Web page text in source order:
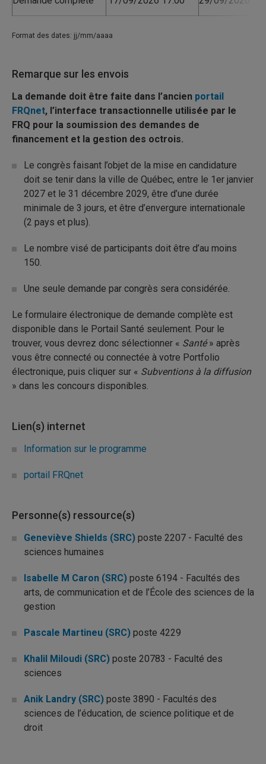
Format des dates: jj/mm/aaaa
Remarque sur les envois
La demande doit être faite dans l’ancien portail
FRQnet, l’interface transactionnelle utilisée par le
FRQ pour la soumission des demandes de
financement et la gestion des octrois.
Le congrès faisant l’objet de la mise en candidature
doit se tenir dans la ville de Québec, entre le 1er janvier
2027 et le 31 décembre 2029, être d’une durée
minimale de 3 jours, et être d’envergure internationale
(2 pays et plus).
Le nombre visé de participants doit être d’au moins
150.
Une seule demande par congrès sera considérée.
Le formulaire électronique de demande complète est
disponible dans le Portail Santé seulement. Pour le
trouver, vous devrez donc sélectionner « Santé» après
vous être connecté ou connectée à votre Portfolio
électronique, puis cliquer sur « Subventions à la diffusion
» dans les concours disponibles.
Lien(s) internet
Information sur le programme
portail FRQnet
Personne(s) ressource(s)
Geneviève Shields (SRC) poste 2207 - Faculté des
sciences humaines
Isabelle M Caron (SRC) poste 6194 - Facultés des
arts, de communication et de l’École des sciences de la
gestion
Pascale Martineu (SRC) poste 4229
Khalil Miloudi (SRC) poste 20783 - Faculté des
sciences
Anik Landry (SRC) poste 3890 - Facultés des
sciences de l’éducation, de science politique et de
droit